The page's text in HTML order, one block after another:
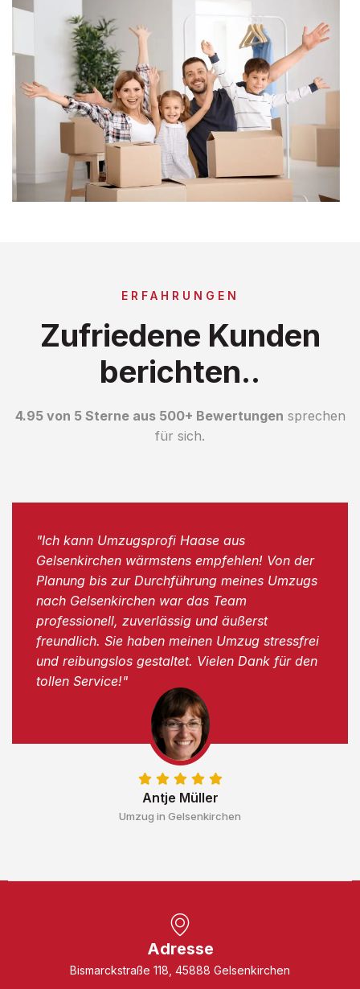
ERFAHRUNGEN
Zufriedene Kunden
berichten..
4.95 von 5 Sterne aus 500+ Bewertungen sprechen
für sich.
Antje Müller
Umzug in Gelsenkirchen
"Ich kann Umzugsprofi Haase aus
Gelsenkirchen wärmstens empfehlen! Von der
Planung bis zur Durchführung meines Umzugs
nach Gelsenkirchen war das Team
professionell, zuverlässig und äußerst
freundlich. Sie haben meinen Umzug stressfrei
und reibungslos gestaltet. Vielen Dank für den
tollen Service!"
Adresse
Bismarckstraße 118, 45888 Gelsenkirchen